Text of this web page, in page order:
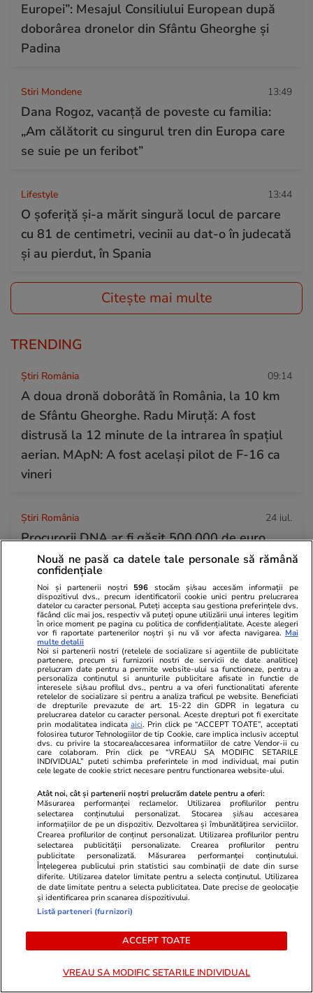
Europei”: Mesajul Consiliului European după
doborârea dronelor din Sfântu Gheorghe și
Padina
Stiri Mondene 13:49
Dana Rogoz, vacanță de poveste cu familia:
„Am călătorit cu singurul tren din Europa care
se suie pe un feribot”
Lifestyle 13:44
O șoferiță și-a mărit singură locul de parcare
cu 81 de centimetri, vecinii au dat-o în judecată
și au pierdut, în Spania
Citește mai multe
TRENDING
Știri România 09:14
A doua dronă doborâtă în România, la 10 km
de Sfântu Gheorghe. Radu Miruță: A fost
distrusă la 12 minute de la intrarea în spațiul
aerian. MApN: A fost același pilot de F-16 ca
vineri
Știri România 24 iul.
Procurorii DNA ar fi găsit 500.000 de euro
cash acasă la directorul general al Uzinei
Mecanice Plopeni, precum și două ceasuri
Patek Philippe și Rolex
Horoscop 24 iul.
Horoscop Urania | Previziuni astrologice pentru
perioada 25 – 31 iulie 2026. Luna Plină în
Vărsător
Bani și Afaceri 07:32
Benzina și motorina s-au scumpit sâmbătă, 25
Iași, Cluj-Napoca, Timișoara și Constanța
Nouă ne pasă ca datele tale personale să rămână
confidențiale
Noi și partenerii noștri 596 stocăm și/sau accesăm informații pe
dispozitivul dvs., precum identificatorii cookie unici pentru prelucrarea
datelor cu caracter personal. Puteți accepta sau gestiona preferințele dvs.
făcând clic mai jos, respectiv vă puteți opune utilizării unui interes legitim
în orice moment pe pagina cu politica de confidențialitate. Aceste alegeri
vor fi raportate partenerilor noștri și nu vă vor afecta navigarea. Mai
multe detalii
Noi si partenerii nostri (retelele de socializare si agentiile de publicitate
partenere, precum si furnizorii nostri de servicii de date analitice)
prelucram date pentru a permite website-ului sa functioneze, pentru a
personaliza continutul si anunturile publicitare afisate in functie de
interesele si/sau profilul dvs., pentru a va oferi functionalitati aferente
retelelor de socializare si pentru a analiza traficul pe website. Beneficiati
de drepturile prevazute de art. 15-22 din GDPR in legatura cu
prelucrarea datelor cu caracter personal. Aceste drepturi pot fi exercitate
prin modalitatea indicataaici. Prin click pe “ACCEPT TOATE”, acceptati
folosirea tuturor Tehnologiilor de tip Cookie, care implica inclusiv acceptul
dvs. cu privire la stocarea/accesarea informatiilor de catre Vendor-ii cu
care colaboram. Prin click pe “VREAU SA MODIFIC SETARILE
INDIVIDUAL” puteti schimba preferintele in mod individual, mai putin
cele legate de cookie strict necesare pentru functionarea website-ului.
Atât noi, cât și partenerii noștri prelucrăm datele pentru a oferi:
Măsurarea performanței reclamelor. Utilizarea profilurilor pentru
selectarea conținutului personalizat. Stocarea și/sau accesarea
informațiilor de pe un dispozitiv. Dezvoltarea și îmbunătățirea serviciilor.
Crearea profilurilor de conținut personalizat. Utilizarea profilurilor pentru
selectarea publicității personalizate. Crearea profilurilor pentru
publicitate personalizată. Măsurarea performanței conținutului.
Înțelegerea publicului prin statistici sau combinații de date din surse
diferite. Utilizarea datelor limitate pentru a selecta conținutul. Utilizarea
de date limitate pentru a selecta publicitatea. Date precise de geolocație
și identificarea prin scanarea dispozitivului.
Listă parteneri (furnizori)
ACCEPT TOATE
VREAU SA MODIFIC SETARILE INDIVIDUAL